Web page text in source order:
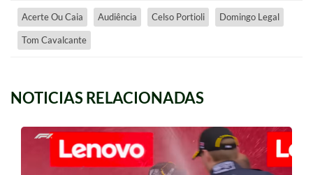
Acerte Ou Caia Audiência Celso Portioli Domingo Legal
Tom Cavalcante
NOTICIAS RELACIONADAS